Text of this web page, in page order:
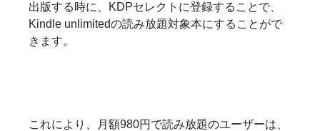
出版する時に、KDPセレクトに登録することで、
Kindle unlimitedの読み放題対象本にすることがで
きます。
これにより、月額980円で読み放題のユーザーは、